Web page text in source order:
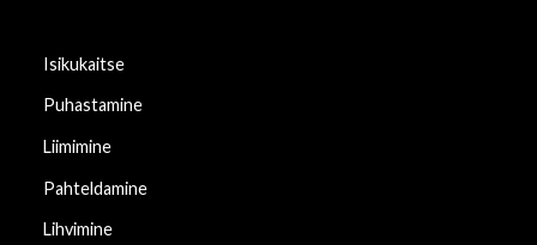
Isikukaitse
Puhastamine
Liimimine
Pahteldamine
Lihvimine